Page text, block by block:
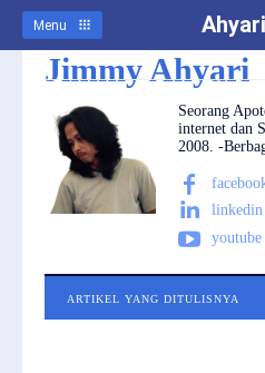
Menu
Jimmy Ahyari
Seorang
internet dan
2008. -
linkedin
youtube
ARTIKEL YANG DITULISNYA